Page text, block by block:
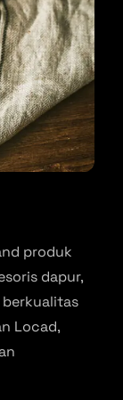
produk
dapur,
Locad,